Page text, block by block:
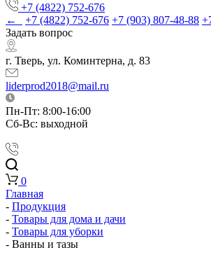
+7 (4822) 752-676
←
+7 (4822) 752-676 +7 (903) 807-48-88
Задать вопрос
г. Тверь, ул. Коминтерна, д. 83
liderprod2018@mail.ru
Пн-Пт: 8:00-16:00
Сб-Вс: выходной
0
Главная
- Продукция
- Товары для дома и дачи
- Товары для уборки
- Ванны и тазы